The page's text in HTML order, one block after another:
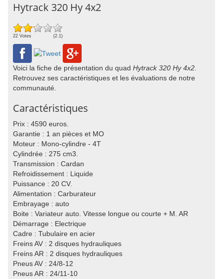
Hytrack 320 Hy 4x2
22 Votes (2.1)
Voici la fiche de présentation du quad Hytrack 320 Hy 4x2
Retrouvez ses caractéristiques et les évaluations de notre
communauté.
Caractéristiques
Prix : 4590 euros.
Garantie : 1 an pièces et MO
Moteur : Mono-cylindre - 4T
Cylindrée : 275 cm3.
Transmission : Cardan
Refroidissement : Liquide
Puissance : 20 CV.
Alimentation : Carburateur
Embrayage : auto
Boite : Variateur auto. Vitesse longue ou courte + M. AR
Démarrage : Electrique
Cadre : Tubulaire en acier
Freins AV : 2 disques hydrauliques
Freins AR : 2 disques hydrauliques
Pneus AV : 24/8-12
Pneus AR : 24/11-10